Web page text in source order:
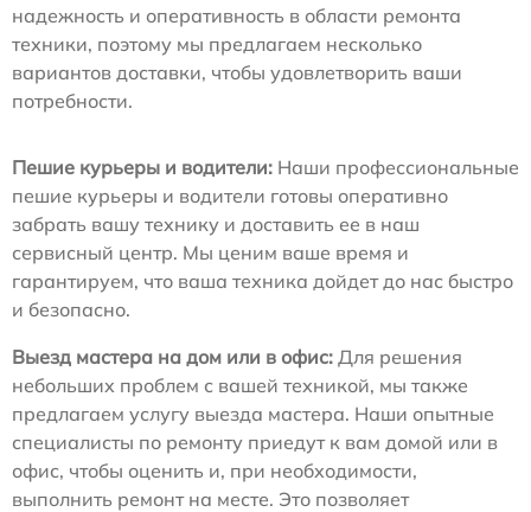
надежность и оперативность в области ремонта
техники, поэтому мы предлагаем несколько
вариантов доставки, чтобы удовлетворить ваши
потребности.
Пешие курьеры и водители: Наши профессиональные
пешие курьеры и водители готовы оперативно
забрать вашу технику и доставить ее в наш
сервисный центр. Мы ценим ваше время и
гарантируем, что ваша техника дойдет до нас быстро
и безопасно.
Выезд мастера на дом или в офис: Для решения
небольших проблем с вашей техникой, мы также
предлагаем услугу выезда мастера. Наши опытные
специалисты по ремонту приедут к вам домой или в
офис, чтобы оценить и, при необходимости,
выполнить ремонт на месте. Это позволяет